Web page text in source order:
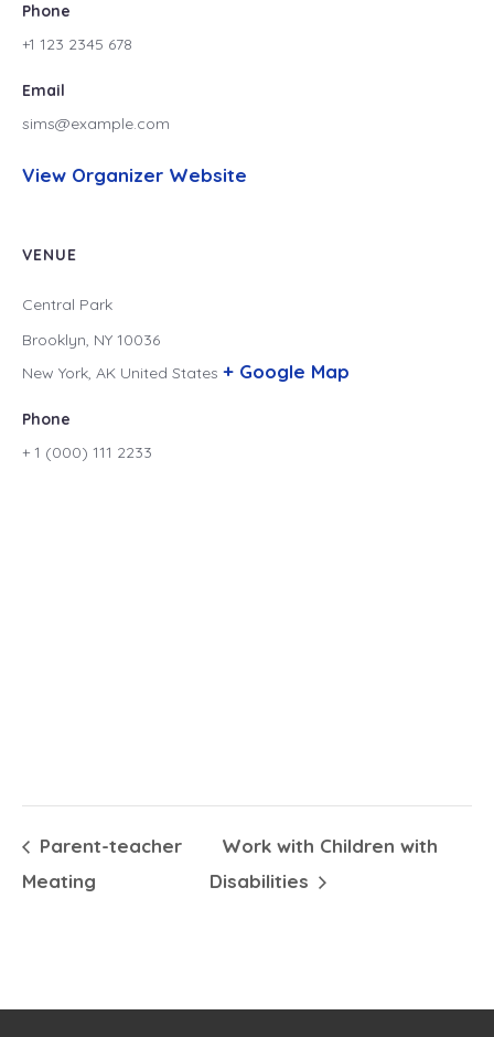
Phone
+1 123 2345 678
Email
sims@example.com
View Organizer Website
VENUE
Central Park
Brooklyn, NY 10036
New York, AK United States + Google Map
Phone
+ 1 (000) 111 2233
Parent-teacher
Meating
Work with Children with
Disabilities